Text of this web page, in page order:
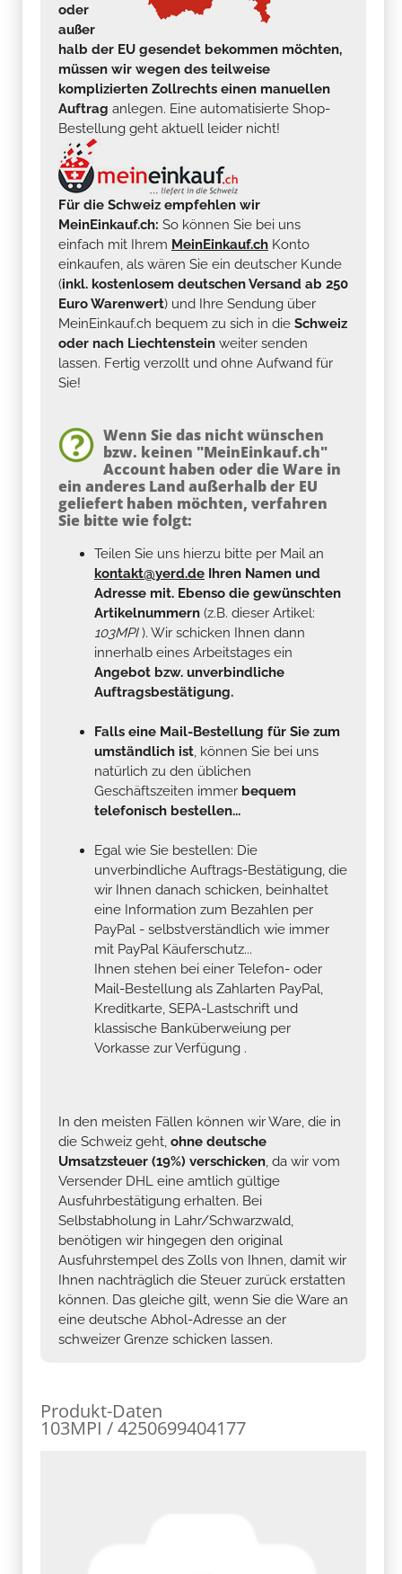
oder
außer
halb der EU gesendet bekommen möchten,
müssen wir wegen des teilweise
komplizierten Zollrechts einen manuellen
Auftrag anlegen. Eine automatisierte Shop-
Bestellung geht aktuell leider nicht!
Für die Schweiz empfehlen wir
MeinEinkauf.ch: So können Sie bei uns
einfach mit Ihrem MeinEinkauf.ch Konto
einkaufen, als wären Sie ein deutscher Kunde
(inkl. kostenlosem deutschen Versand ab 250
Euro Warenwert) und Ihre Sendung über
MeinEinkauf.ch bequem zu sich in die Schweiz
oder nach Liechtenstein weiter senden
lassen. Fertig verzollt und ohne Aufwand für
Sie!
Wenn Sie das nicht wünschen
bzw. keinen "MeinEinkauf.ch"
Account haben oder die Ware in
ein anderes Land außerhalb der EU
geliefert haben möchten, verfahren
Sie bitte wie folgt:
Teilen Sie uns hierzu bitte per Mail an
kontakt@yerd.de Ihren Namen und
Adresse mit. Ebenso die gewünschten
Artikelnummern (z.B. dieser Artikel:
103MPI). Wir schicken Ihnen dann
innerhalb eines Arbeitstages ein
Angebot bzw. unverbindliche
Auftragsbestätigung.
Falls eine Mail-Bestellung für Sie zum
umständlich ist, können Sie bei uns
natürlich zu den üblichen
Geschäftszeiten immer bequem
telefonisch bestellen...
Egal wie Sie bestellen: Die
unverbindliche Auftrags-Bestätigung, die
wir Ihnen danach schicken, beinhaltet
eine Information zum Bezahlen per
PayPal - selbstverständlich wie immer
mit PayPal Käuferschutz...
Ihnen stehen bei einer Telefon- oder
Mail-Bestellung als Zahlarten PayPal,
Kreditkarte, SEPA-Lastschrift und
klassische Banküberweiung per
Vorkasse zur Verfügung .
In den meisten Fällen können wir Ware, die in
die Schweiz geht, ohne deutsche
Umsatzsteuer (19%) verschicken, da wir vom
Versender DHL eine amtlich gültige
Ausfuhrbestätigung erhalten. Bei
Selbstabholung in Lahr/Schwarzwald,
benötigen wir hingegen den original
Ausfuhrstempel des Zolls von Ihnen, damit wir
Ihnen nachträglich die Steuer zurück erstatten
können. Das gleiche gilt, wenn Sie die Ware an
eine deutsche Abhol-Adresse an der
schweizer Grenze schicken lassen.
Produkt-Daten
103MPI / 4250699404177